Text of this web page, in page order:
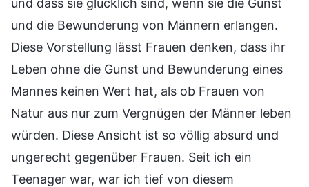
und die Bewunderung von Männern erlangen.
Diese Vorstellung lässt Frauen denken, dass ihr
Leben ohne die Gunst und Bewunderung eines
Mannes keinen Wert hat, als ob Frauen von
Natur aus nur zum Vergnügen der Männer leben
würden. Diese Ansicht ist so völlig absurd und
ungerecht gegenüber Frauen. Seit ich ein
Teenager war, war ich tief von diesem